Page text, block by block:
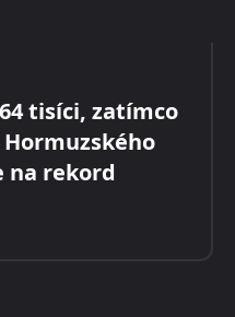
tisíci, zatímco
na rekord